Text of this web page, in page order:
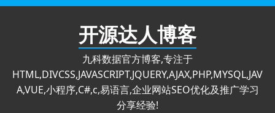
跳
开源达人博客
九科数据官方博客,专注于
HTML,DIVCSS,JAVASCRIPT,JQUERY,AJAX,PHP,MYSQL,JAV
A,VUE,小程序,C#,c,易语言,企业网站SEO优化及推广学习
分享经验!